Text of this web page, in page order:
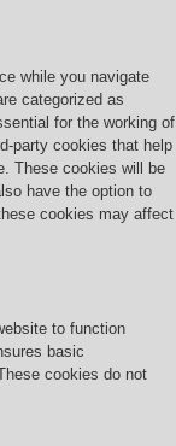
while you navigate
categorized as
for the working of
party cookies that help
These cookies will be
have the option to
cookies may affect
to function
basic
cookies do not